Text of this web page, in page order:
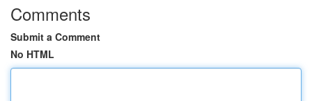
Comments
Submit a Comment
No HTML